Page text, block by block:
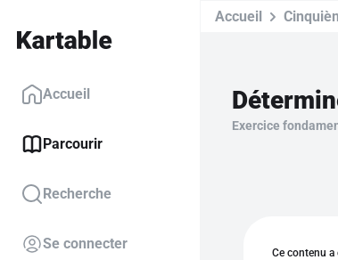
Accueil
Parcourir
Recherche
Se connecter
Accueil
Exercice
Ce contenu a